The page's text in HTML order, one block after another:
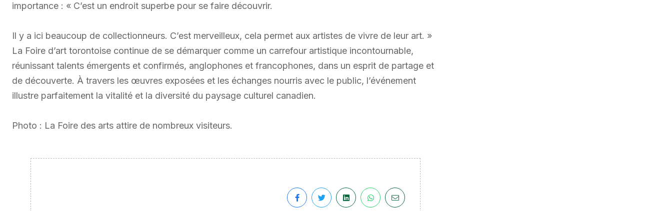
importance : « C’est un endroit superbe pour se faire découvrir.
Il y a ici beaucoup de collectionneurs. C’est merveilleux, cela permet aux artistes de vivre de leur art. »
La Foire d’art torontoise continue de se démarquer comme un carrefour artistique incontournable,
réunissant talents émergents et confirmés, anglophones et francophones, dans un esprit de partage et
de découverte. À travers les œuvres exposées et les échanges nourris avec le public, l’événement
illustre parfaitement la vitalité et la diversité du paysage culturel canadien.
Photo : La Foire des arts attire de nombreux visiteurs.